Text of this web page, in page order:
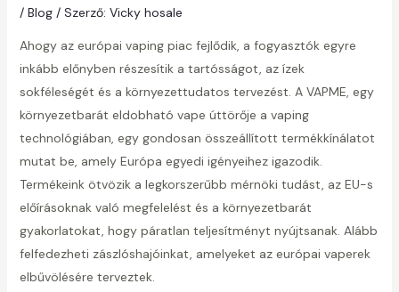
/ Blog/ Szerző: Vicky hosale
Ahogy az európai vaping piac fejlődik, a fogyasztók egyre
inkább előnyben részesítik a tartósságot, az ízek
sokféleségét és a környezettudatos tervezést. A VAPME, egy
környezetbarát eldobható vape úttörője a vaping
technológiában, egy gondosan összeállított termékkínálatot
mutat be, amely Európa egyedi igényeihez igazodik.
Termékeink ötvözik a legkorszerűbb mérnöki tudást, az EU-s
előírásoknak való megfelelést és a környezetbarát
gyakorlatokat, hogy páratlan teljesítményt nyújtsanak. Alább
felfedezheti zászlóshajóinkat, amelyeket az európai vaperek
elbűvölésére terveztek.